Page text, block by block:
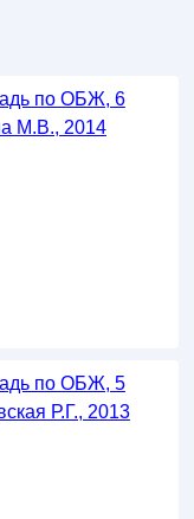
по ОБЖ, 6
М.В., 2014
по ОБЖ, 5
Р.Г., 2013